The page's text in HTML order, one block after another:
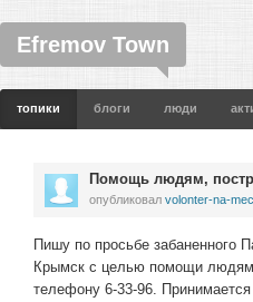
Efremov Town
топики блоги люди
Помощь людям,
опубликовал volonter-na-
Пишу по просьбе забаненного
Крымск с целью помощи
телефону 6-33-96.